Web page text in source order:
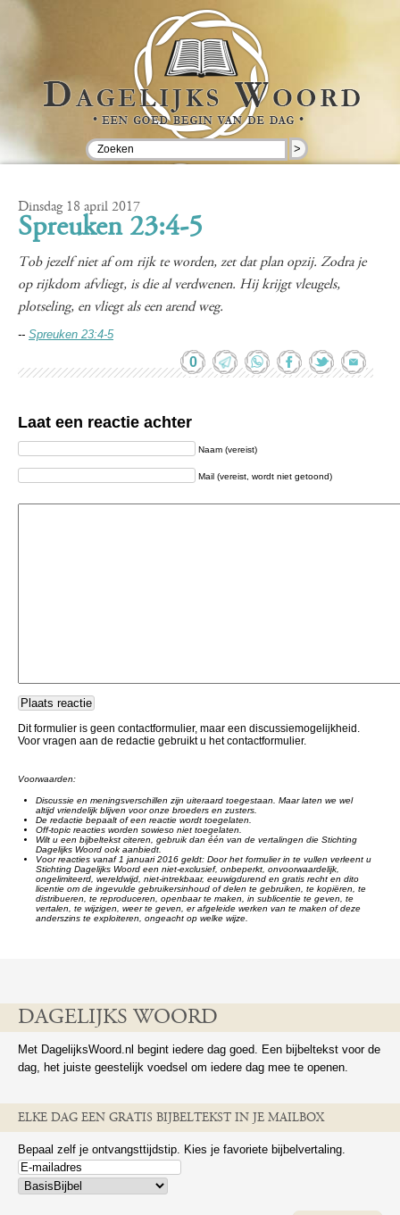
>
Dinsdag 18 april 2017
Spreuken 23:4-5
Tob jezelf niet af om rijk te worden, zet dat plan opzij. Zodra je
op rijkdom afvliegt, is die al verdwenen. Hij krijgt vleugels,
plotseling, en vliegt als een arend weg.
-- Spreuken 23:4-5
0
Laat een reactie achter
Naam (vereist)
Mail (vereist, wordt niet getoond)
Dit formulier is geen contactformulier, maar een discussiemogelijkheid.
Voor vragen aan de redactie gebruikt u het contactformulier.
Voorwaarden:
Discussie en meningsverschillen zijn uiteraard toegestaan. Maar laten we wel
altijd vriendelijk blijven voor onze broeders en zusters.
De redactie bepaalt of een reactie wordt toegelaten.
Off-topic reacties worden sowieso niet toegelaten.
Wilt u een bijbeltekst citeren, gebruik dan één van de vertalingen die Stichting
Dagelijks Woord ook aanbiedt.
Voor reacties vanaf 1 januari 2016 geldt: Door het formulier in te vullen verleent u
Stichting Dagelijks Woord een niet-exclusief, onbeperkt, onvoorwaardelijk,
ongelimiteerd, wereldwijd, niet-intrekbaar, eeuwigdurend en gratis recht en dito
licentie om de ingevulde gebruikersinhoud of delen te gebruiken, te kopiëren, te
distribueren, te reproduceren, openbaar te maken, in sublicentie te geven, te
vertalen, te wijzigen, weer te geven, er afgeleide werken van te maken of deze
anderszins te exploiteren, ongeacht op welke wijze.
DAGELIJKS WOORD
Met DagelijksWoord.nl begint iedere dag goed. Een bijbeltekst voor de
dag, het juiste geestelijk voedsel om iedere dag mee te openen.
ELKE DAG EEN GRATIS BIJBELTEKST IN JE MAILBOX
Bepaal zelf je ontvangsttijdstip. Kies je favoriete bijbelvertaling.